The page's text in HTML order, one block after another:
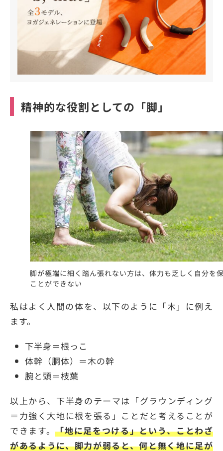
精神的な役割としての「脚」
脚が極端に細く踏ん張れない方は、体力も乏しく自分を
ことができない
私はよく人間の体を、以下のように「木」に例え
ます。
下半身＝根っこ
体幹（胴体）＝木の幹
腕と頭＝枝葉
以上から、下半身のテーマは「グラウンディング
＝力強く大地に根を張る」ことだと考えることが
できます。「地に足をつける」という、ことわざ
があるように、脚力が弱ると、何と無く地に足が